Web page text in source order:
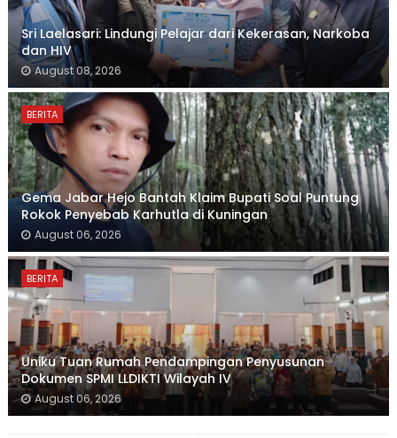
Sri Laelasari: Lindungi Pelajar dari Kekerasan, Narkoba
dan HIV
August 08, 2026
BERITA
Gema Jabar Hejo Bantah Klaim Bupati Soal Puntung
Rokok Penyebab Karhutla di Kuningan
August 06, 2026
BERITA
Uniku Tuan Rumah Pendampingan Penyusunan
Dokumen SPMI LLDIKTI Wilayah IV
August 06, 2026